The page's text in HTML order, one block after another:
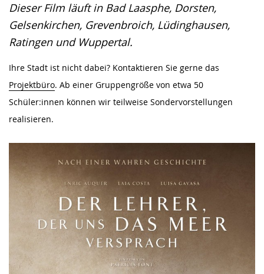
Dieser Film läuft in Bad Laasphe, Dorsten,
Gelsenkirchen, Grevenbroich, Lüdinghausen,
Ratingen und Wuppertal.
Ihre Stadt ist nicht dabei? Kontaktieren Sie gerne das
Projektbüro. Ab einer Gruppengröße von etwa 50
Schüler:innen können wir teilweise Sondervorstellungen
realisieren.
Gebärdensprache
wird
angezeigt.